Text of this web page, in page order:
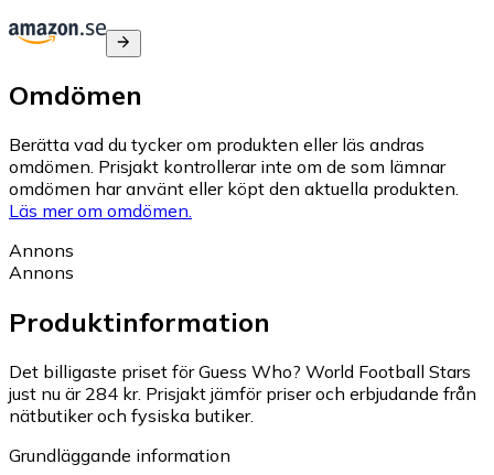
Omdömen
Berätta vad du tycker om produkten eller läs andras
omdömen. Prisjakt kontrollerar inte om de som lämnar
omdömen har använt eller köpt den aktuella produkten.
Läs mer om omdömen.
Annons
Annons
Produktinformation
Det billigaste priset för Guess Who? World Football Stars
just nu är 284 kr. Prisjakt jämför priser och erbjudande från
nätbutiker och fysiska butiker.
Grundläggande information